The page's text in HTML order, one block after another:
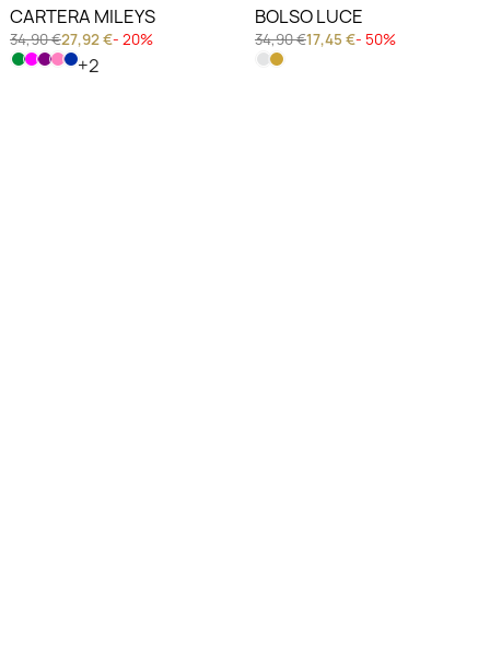
CARTERA MILEYS
34,90 €27,92 €- 20%
+2
BOLSO LUCE
34,90 €17,45 €- 50%